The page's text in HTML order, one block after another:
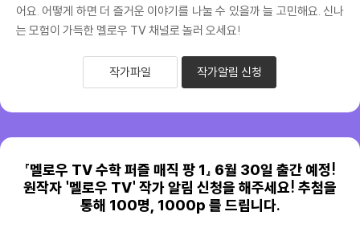
어요. 어떻게 하면 더 즐거운 이야기를 나눌 수 있을까 늘 고민해요. 신나
는 모험이 가득한 멜로우 TV 채널로 놀러 오세요!
작가파일 작가알림 신청
『멜로우 TV 수학 퍼즐 매직 팡 1』 6월 30일 출간 예정!
원작자 '멜로우 TV' 작가 알림 신청을 해주세요! 추첨을
통해 100명, 1000p 를 드립니다.